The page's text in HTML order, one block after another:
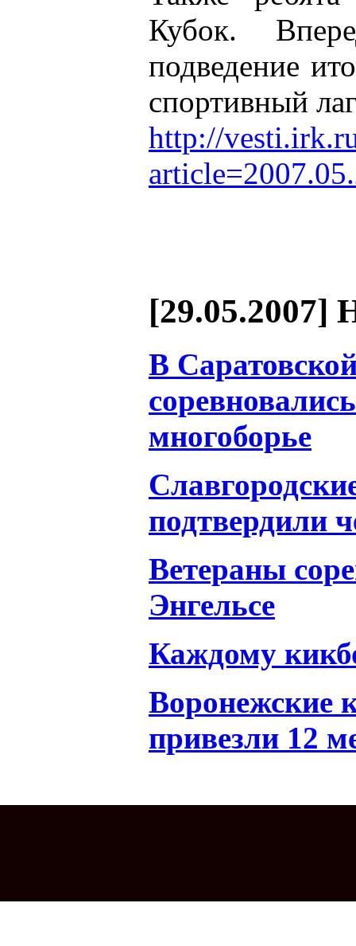
Кубок.
подведение
спортивный
http://
[29.05.2007]
В
многоборье
подтвердили
Ветераны
Энгельсе
Каждому
Воронежские
привезли 12